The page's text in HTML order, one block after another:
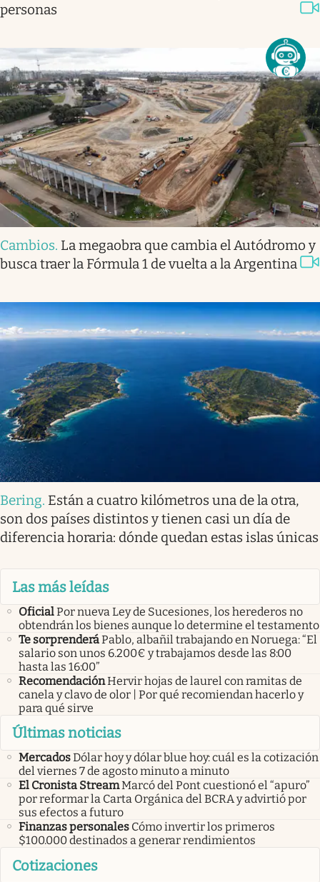
personas
Cambios. La megaobra que cambia el Autódromo y
busca traer la Fórmula 1 de vuelta a la Argentina
Bering. Están a cuatro kilómetros una de la otra,
son dos países distintos y tienen casi un día de
diferencia horaria: dónde quedan estas islas únicas
Las más leídas
OficialPor nueva Ley de Sucesiones, los herederos no
obtendrán los bienes aunque lo determine el testamento
Te sorprenderáPablo, albañil trabajando en Noruega: “El
salario son unos 6.200€ y trabajamos desde las 8:00
hasta las 16:00”
RecomendaciónHervir hojas de laurel con ramitas de
canela y clavo de olor | Por qué recomiendan hacerlo y
para qué sirve
Últimas noticias
MercadosDólar hoy y dólar blue hoy: cuál es la cotización
del viernes 7 de agosto minuto a minuto
El Cronista StreamMarcó del Pont cuestionó el “apuro”
por reformar la Carta Orgánica del BCRA y advirtió por
sus efectos a futuro
Finanzas personales Cómo invertir los primeros
$100.000 destinados a generar rendimientos
Cotizaciones